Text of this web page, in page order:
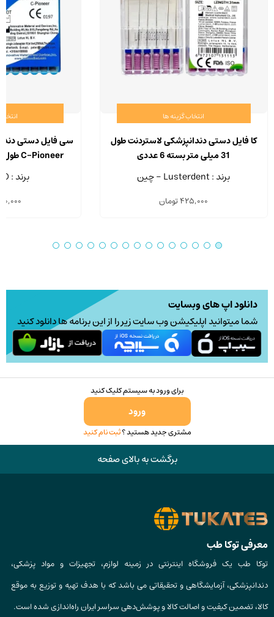
انتخاب گزینه ها
این
محصول
ها
است
صفحه
محصول
انتخاب
کا فایل دستی دندانپزشکی لاستردنت طول
31 میلی متر بسته 6 عددی
برند : Lusterdent - چین
425,000تومان
سی فایل دستی
برند : IMD - چین
دانلود اپ های وبسایت
شما میتوانید اپلیکیشن وب سایت زیر را از این برنامه ها دانلود کنید
برای ورود به سیستم کلیک کنید
ورود
مشتری جدید هستید ؟ثبت نام کنید
برگشت به بالای صفحه
معرفی توکا طب
توکا طب یک فروشگاه اینترنتی در زمینه لوازم، تجهیزات و مواد پزشکی،
دندانپزشکی، آزمایشگاهی و تحقیقاتی می باشد که با هدف تهیه و توزیع به موقع
کالا، تضمین کیفیت و اصالت کالا و پوشش‌دهی سراسر ایران راه‌اندازی شده است.